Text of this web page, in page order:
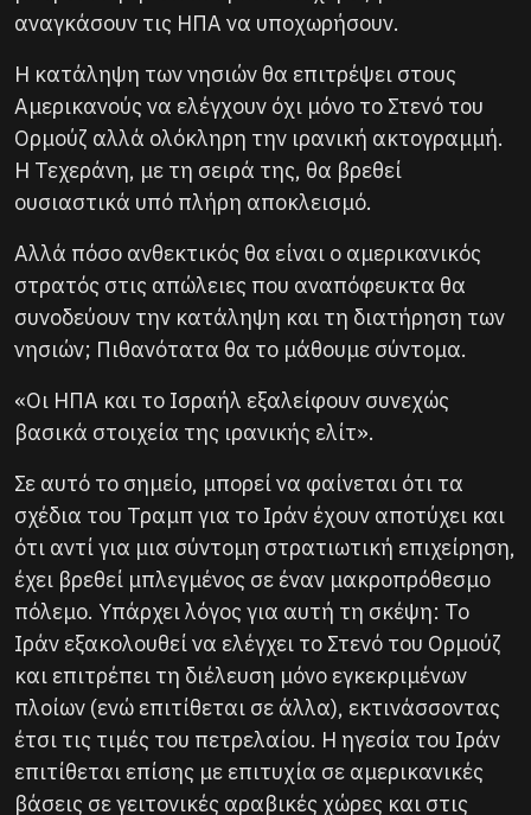
αναγκάσουν τις ΗΠΑ να υποχωρήσουν.
Η κατάληψη των νησιών θα επιτρέψει στους
Αμερικανούς να ελέγχουν όχι μόνο το Στενό του
Ορμούζ αλλά ολόκληρη την ιρανική ακτογραμμή.
Η Τεχεράνη, με τη σειρά της, θα βρεθεί
ουσιαστικά υπό πλήρη αποκλεισμό.
Αλλά πόσο ανθεκτικός θα είναι ο αμερικανικός
στρατός στις απώλειες που αναπόφευκτα θα
συνοδεύουν την κατάληψη και τη διατήρηση των
νησιών; Πιθανότατα θα το μάθουμε σύντομα.
«Οι ΗΠΑ και το Ισραήλ εξαλείφουν συνεχώς
βασικά στοιχεία της ιρανικής ελίτ».
Σε αυτό το σημείο, μπορεί να φαίνεται ότι τα
σχέδια του Τραμπ για το Ιράν έχουν αποτύχει και
ότι αντί για μια σύντομη στρατιωτική επιχείρηση,
έχει βρεθεί μπλεγμένος σε έναν μακροπρόθεσμο
πόλεμο. Υπάρχει λόγος για αυτή τη σκέψη: Το
Ιράν εξακολουθεί να ελέγχει το Στενό του Ορμούζ
και επιτρέπει τη διέλευση μόνο εγκεκριμένων
πλοίων (ενώ επιτίθεται σε άλλα), εκτινάσσοντας
έτσι τις τιμές του πετρελαίου. Η ηγεσία του Ιράν
επιτίθεται επίσης με επιτυχία σε αμερικανικές
βάσεις σε γειτονικές αραβικές χώρες και στις